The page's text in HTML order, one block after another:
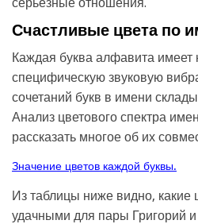
Счастливые цвета по
Каждая буква алфавита имеет
специфическую звуковую
сочетаний букв в имени
Анализ цветового спектра
рассказать многое об их
Значение цветов каждой буквы.
Из таблицы ниже видно,
удачными для пары Григорий и